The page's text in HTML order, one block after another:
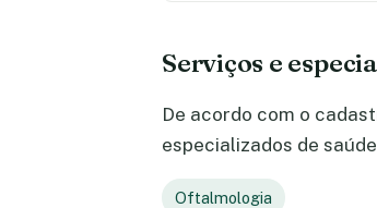
Serviços e
De acordo com o
especializados de
Oftalmologia